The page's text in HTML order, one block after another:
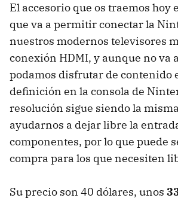
El accesorio que os traemos hoy
que va a permitir conectar la
nuestros modernos televisores
conexión HDMI, y aunque no va
podamos disfrutar de contenido
definición en la consola de
resolución sigue siendo la
ayudarnos a dejar libre la
componentes, por lo que puede
compra para los que necesiten
Su precio son 40 dólares, unos